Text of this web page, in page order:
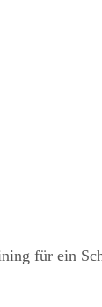
für ein